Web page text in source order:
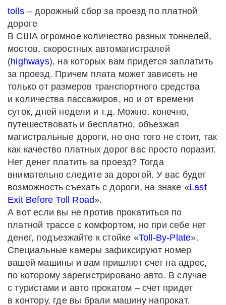
tolls – дорожный сбор за проезд по платной
дороге
В США огромное количество разных тоннелей,
мостов, скоростных автомагистралей
(highways), на которых вам придется заплатить
за проезд. Причем плата может зависеть не
только от размеров транспортного средства
и количества пассажиров, но и от времени
суток, дней недели и т.д. Можно, конечно,
путешествовать и бесплатно, объезжая
магистральные дороги, но оно того не стоит, так
как качество платных дорог вас просто поразит.
Нет денег платить за проезд? Тогда
внимательно следите за дорогой. У вас будет
возможность съехать с дороги, на знаке «Last
Exit Before Toll Road».
А вот если вы не против прокатиться по
платной трассе с комфортом, но при себе нет
денег, подъезжайте к стойке «Toll-By-Plate».
Специальные камеры зафиксируют номер
вашей машины и вам пришлют счет на адрес,
по которому зарегистрировано авто. В случае
с туристами и авто прокатом – счет придет
в контору, где вы брали машину напрокат.